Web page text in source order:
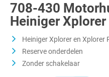
708-430
Heiniger Xplorer
Heiniger Xplorer en Xplorer
Reserve onderdelen
Zonder schakelaar